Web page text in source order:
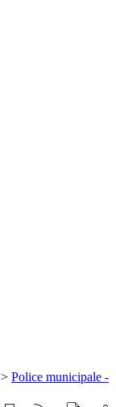
> Police municipale -